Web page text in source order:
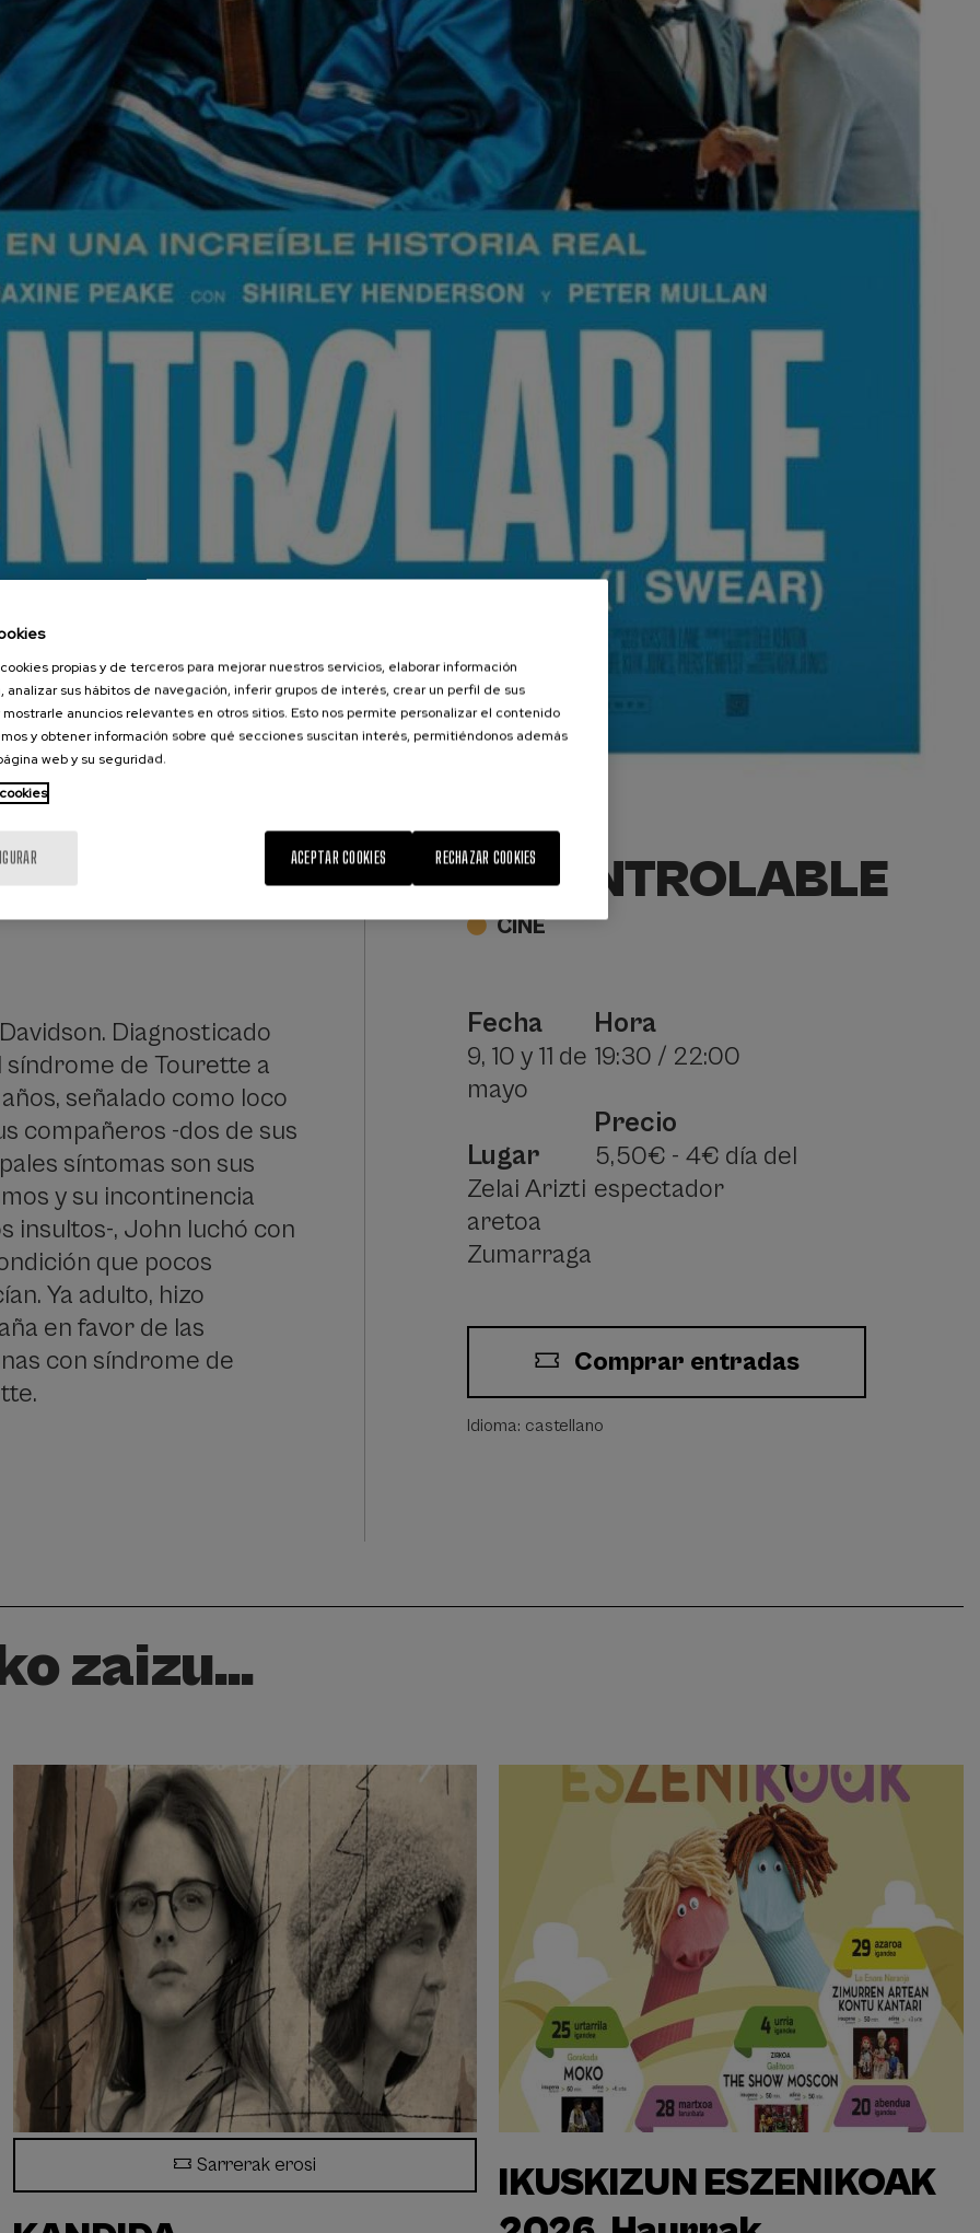
Diagnosticado
síndrome de Tourette a
años, señalado como loco
compañeros -dos de sus
síntomas son sus
y su incontinencia
insultos-, John luchó con
que pocos
Ya adulto, hizo
en favor de las
con síndrome de
INCONTROLABLE
CINE
Fecha
9, 10 y 11 de
mayo
Lugar
Zelai Arizti
aretoa
Zumarraga
Hora
19:30 / 22:00
Precio
5,50€ - 4€ día del
espectador
Comprar entradas
Idioma: castellano
zaizu...
Sarrerak erosi
IKUSKIZUN ESZENIKOAK
propias y de terceros para mejorar nuestros servicios, elaborar información
analizar sus hábitos de navegación, inferir grupos de interés, crear un perfil de sus
anuncios relevantes en otros sitios. Esto nos permite personalizar el contenido
y obtener información sobre qué secciones suscitan interés, permitiéndonos además
web y su seguridad.
RECHAZAR COOKIES
ACEPTAR COOKIES